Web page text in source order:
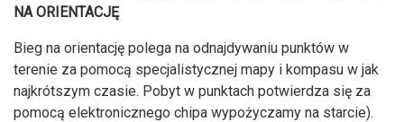
NA ORIENTACJĘ
Bieg na orientację polega na odnajdywaniu punktów w
terenie za pomocą specjalistycznej mapy i kompasu w jak
najkrótszym czasie. Pobyt w punktach potwierdza się za
pomocą elektronicznego chipa wypożyczamy na starcie).